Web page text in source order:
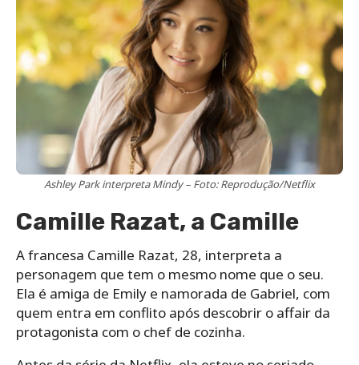
Ashley Park interpreta Mindy – Foto: Reprodução/Netflix
Camille Razat, a Camille
A francesa Camille Razat, 28, interpreta a
personagem que tem o mesmo nome que o seu.
Ela é amiga de Emily e namorada de Gabriel, com
quem entra em conflito após descobrir o affair da
protagonista com o chef de cozinha.